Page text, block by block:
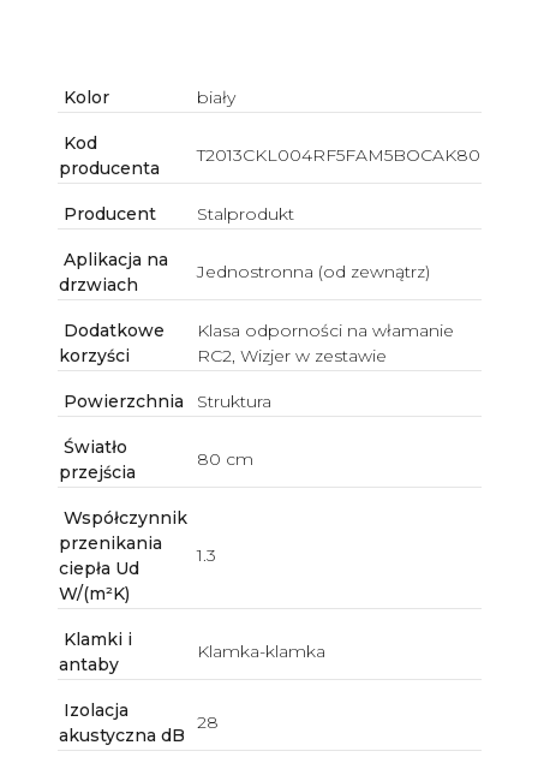
Kolor biały
Kod
producenta
T2013CKL004RF5FAM5BOCAK80
Producent Stalprodukt
Aplikacja na
drzwiach
Jednostronna (od zewnątrz)
Dodatkowe
korzyści
Klasa odporności na włamanie
RC2, Wizjer w zestawie
Powierzchnia Struktura
Światło
przejścia
80 cm
Współczynnik
przenikania
ciepła Ud
W/(m²K)
1.3
Klamki i
antaby
Klamka-klamka
Izolacja
akustyczna dB
28